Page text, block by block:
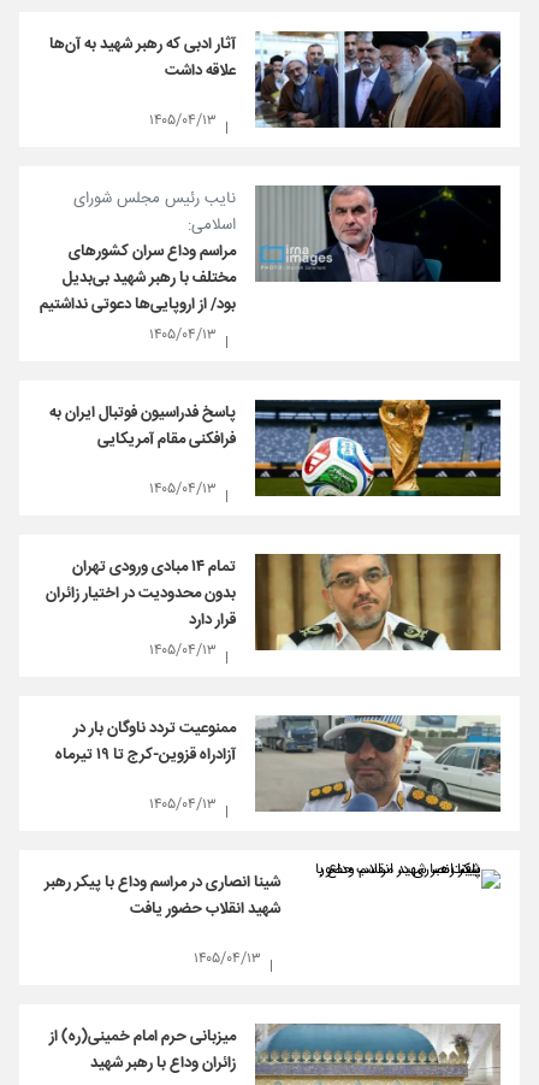
آثار ادبی که رهبر شهید به آن‌ها
علاقه داشت
۱۴۰۵/۰۴/۱۳
نایب رئیس مجلس شورای
اسلامی:
مراسم وداع سران کشورهای
مختلف با رهبر شهید بی‌بدیل
بود/ از اروپایی‌ها دعوتی نداشتیم
۱۴۰۵/۰۴/۱۳
پاسخ فدراسیون فوتبال ایران به
فرافکنی مقام آمریکایی
۱۴۰۵/۰۴/۱۳
تمام ۱۴ مبادی ورودی تهران
بدون محدودیت در اختیار زائران
قرار دارد
۱۴۰۵/۰۴/۱۳
ممنوعیت تردد ناوگان بار در
آزادراه قزوین-کرج تا ۱۹ تیرماه
۱۴۰۵/۰۴/۱۳
شینا انصاری در مراسم وداع با پیکر رهبر
شهید انقلاب حضور یافت
۱۴۰۵/۰۴/۱۳
میزبانی حرم امام خمینی(ره) از
زائران وداع با رهبر شهید